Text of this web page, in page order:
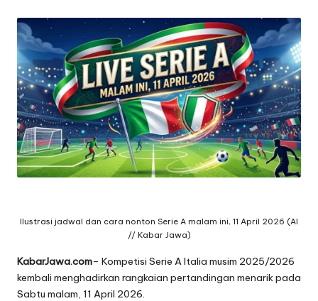
Ilustrasi jadwal dan cara nonton Serie A malam ini, 11 April 2026 (AI
// Kabar Jawa)
KabarJawa.com– Kompetisi Serie A Italia musim 2025/2026
kembali menghadirkan rangkaian pertandingan menarik pada
Sabtu malam, 11 April 2026.